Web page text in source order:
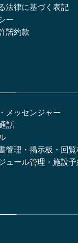
法律に基づく表記
ー
諾約款
メッセンジャー
話
管理・掲示板・回覧
ュール管理・施設予